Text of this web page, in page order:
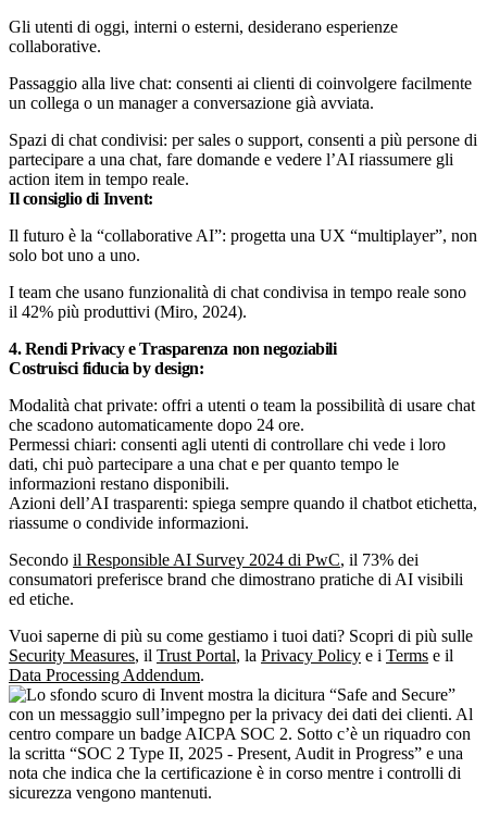
Gli utenti di oggi, interni o esterni, desiderano esperienze
collaborative.
Passaggio alla live chat: consenti ai clienti di coinvolgere facilmente
un collega o un manager a conversazione già avviata.
Spazi di chat condivisi: per sales o support, consenti a più persone di
partecipare a una chat, fare domande e vedere l’AI riassumere gli
action item in tempo reale.
Il consiglio di Invent:
Il futuro è la “collaborative AI”: progetta una UX “multiplayer”, non
solo bot uno a uno.
I team che usano funzionalità di chat condivisa in tempo reale sono
il 42% più produttivi (Miro, 2024).
4. Rendi Privacy e Trasparenza non negoziabili
Costruisci fiducia by design:
Modalità chat private: offri a utenti o team la possibilità di usare chat
che scadono automaticamente dopo 24 ore.
Permessi chiari: consenti agli utenti di controllare chi vede i loro
dati, chi può partecipare a una chat e per quanto tempo le
informazioni restano disponibili.
Azioni dell’AI trasparenti: spiega sempre quando il chatbot etichetta,
riassume o condivide informazioni.
Secondo il Responsible AI Survey 2024 di PwC, il 73% dei
consumatori preferisce brand che dimostrano pratiche di AI visibili
ed etiche.
Vuoi saperne di più su come gestiamo i tuoi dati? Scopri di più sulle
Security Measures, il Trust Portal, la Privacy Policy e i Terms e il
Data Processing Addendum.